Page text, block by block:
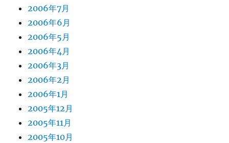
2006年7月
2006年6月
2006年5月
2006年4月
2006年3月
2006年2月
2006年1月
2005年12月
2005年11月
2005年10月